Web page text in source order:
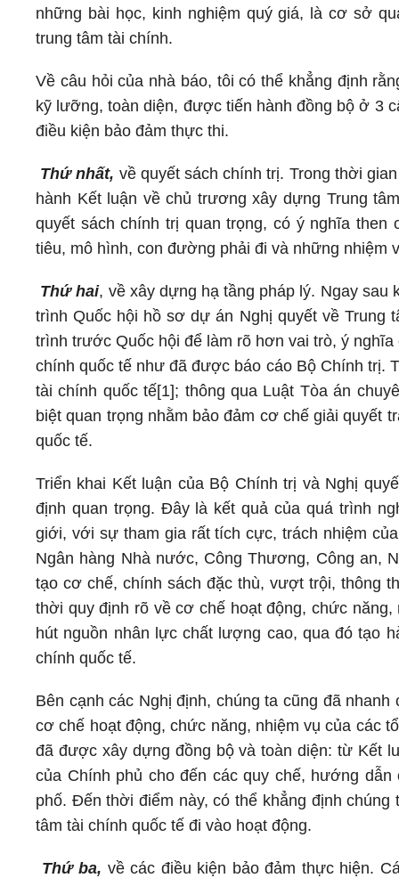
những bài học, kinh nghiệm quý giá, là cơ sở
trung tâm tài chính.
Về câu hỏi của nhà báo, tôi có thể khẳng định
kỹ lưỡng, toàn diện, được tiến hành đồng bộ ở 3
điều kiện bảo đảm thực thi.
Thứ nhất, về quyết sách chính trị. Trong thời
hành Kết luận về chủ trương xây dựng Trung
quyết sách chính trị quan trọng, có ý nghĩa then
tiêu, mô hình, con đường phải đi và những nhiệm
Thứ hai, về xây dựng hạ tầng pháp lý. Ngay
trình Quốc hội hồ sơ dự án Nghị quyết về Trung
trình trước Quốc hội để làm rõ hơn vai trò, ý
chính quốc tế như đã được báo cáo Bộ Chính trị.
tài chính quốc tế[1]; thông qua Luật Tòa án
biệt quan trọng nhằm bảo đảm cơ chế giải quyết
quốc tế.
Triển khai Kết luận của Bộ Chính trị và Nghị
định quan trọng. Đây là kết quả của quá trình
giới, với sự tham gia rất tích cực, trách nhiệm
Ngân hàng Nhà nước, Công Thương, Công an,
tạo cơ chế, chính sách đặc thù, vượt trội, thông
thời quy định rõ về cơ chế hoạt động, chức
hút nguồn nhân lực chất lượng cao, qua đó tạo
chính quốc tế.
Bên cạnh các Nghị định, chúng ta cũng đã
cơ chế hoạt động, chức năng, nhiệm vụ của các
đã được xây dựng đồng bộ và toàn diện: từ Kết
của Chính phủ cho đến các quy chế, hướng
phố. Đến thời điểm này, có thể khẳng định
tâm tài chính quốc tế đi vào hoạt động.
Thứ ba, về các điều kiện bảo đảm thực hiện.